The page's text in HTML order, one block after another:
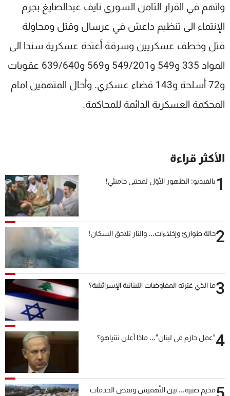
واتهم في القرار الثامن السوري نايف عبدالصايغ بجرم
الإنتماء الى تنظيم داعش في عرسال وقتل ومحاولة
قتل وخطف عسكريين وسرقة أعتدة عسكرية سندا الى
المواد 335 و549 و549/201 و569 و639/640 عقوبات
و72 أسلحة و143 قضاء عسكري. وأحال المتهمين امام
المحكمة العسكرية الدائمة للمحاكمة.
الأكثر قراءة
1بالفيديو: الظهور الأوّل لمجتبى خامنئي!
2حالة طوارئ وإخلاءات... والنار تلاحق السكان!
3ما الذي غيّرته المفاوضات اللبنانية الإسرائيلية؟
4"عمل حازم في لبنان"... ماذا أعلن نتنياهو؟
مخيم ضبية... بين التَّهميش ونقص الخدمات